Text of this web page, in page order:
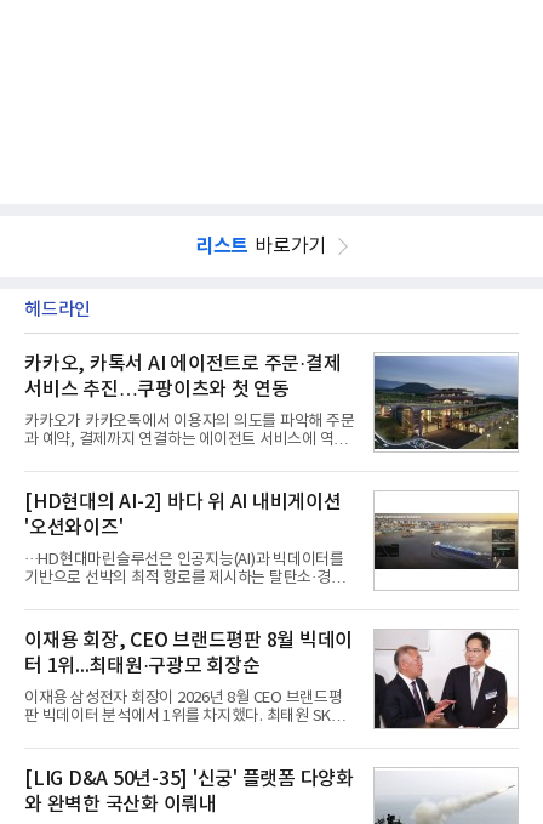
리스트 바로가기
헤드라인
카카오, 카톡서 AI 에이전트로 주문·결제
서비스 추진…쿠팡이츠와 첫 연동
카카오가 카카오톡에서 이용자의 의도를 파악해 주문
과 예약, 결제까지 연결하는 에이전트 서비스에 역량
행 등으로 적용 범위를 넓혀 AI를 새로운 톡비즈 성장
축으로 만들겠다는 구상이다.정신아 카카오 대표는 6
일 열린 2분기 실적 발표 컨퍼런스콜에서 "AI는 톡비
즈 성장 재점화의 핵심이자 주요 매출원으로 자리 잡
을 것"이라며 이같은 AI 사업 전략을 공개했다. 카카
오는 이날 함께 발표한 2분기 연결 매출이 전년 동기
대비 9% 증가한 2조985억원, 영업이익은 36% 늘어
17% 증가하
[HD현대의 AI-2] 바다 위 AI 내비게이션
'오션와이즈'
···HD현대마린슬루선은 인공지능(AI)과 빅데이터를
기반으로 선박의 최적 항로를 제시하는 탈탄소·경제
장비 설치 없이 일고리즘 만으로 선박의 탄소 배출량
을 모니터링 및 예측하며, 연료 소비를 최소화하는 운
항 가이드라인을 제공한다.오션와이즈의 핵심 기능은
CI(탄소집약도지수) 실시간 관리 예측, 시 기반 최적
항로 추천, 선단 관리 등이다. HD현대오일뱅크와의
실증에서는 총 13개 구간, 10만6000km 항해를 통해
평균 5.3%의 연료 질감 효과를 입증했다. 이는 연간 1
의 핵심
이재용 회장, CEO 브랜드평판 8월 빅데이
터 1위...최태원·구광모 회장순
이재용 삼성전자 회장이 2026년 8월 CEO 브랜드평
판 빅데이터 분석에서 1위를 차지했다. 최태원 SK그
국기업평판연구소(소장 구창환)는 빅데이터뉴스와
함께 60명의 CEO 브랜드를 대상으로 2026년 7월 6
일부터 8월 6일까지 수집된 소비자 빅데이터
7,395,735건을 분석한 결과, 삼성 이재용 회장이 브
[LIG D&A 50년-35] '신궁' 플랫폼 다양화
와 완벽한 국산화 이뤄내